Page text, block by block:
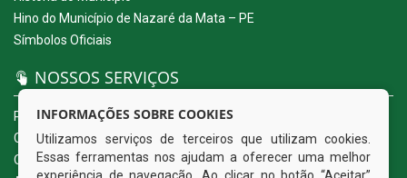
Hino do Município de Nazaré da Mata – PE
Símbolos Oficiais
NOSSOS SERVIÇOS
Portal da Transparência
Carta de Serviços ao Usuário
Ouvidoria Eletrônica
INFORMAÇÕES SOBRE COOKIES
Utilizamos serviços de terceiros que utilizam cookies.
Essas ferramentas nos ajudam a oferecer uma melhor